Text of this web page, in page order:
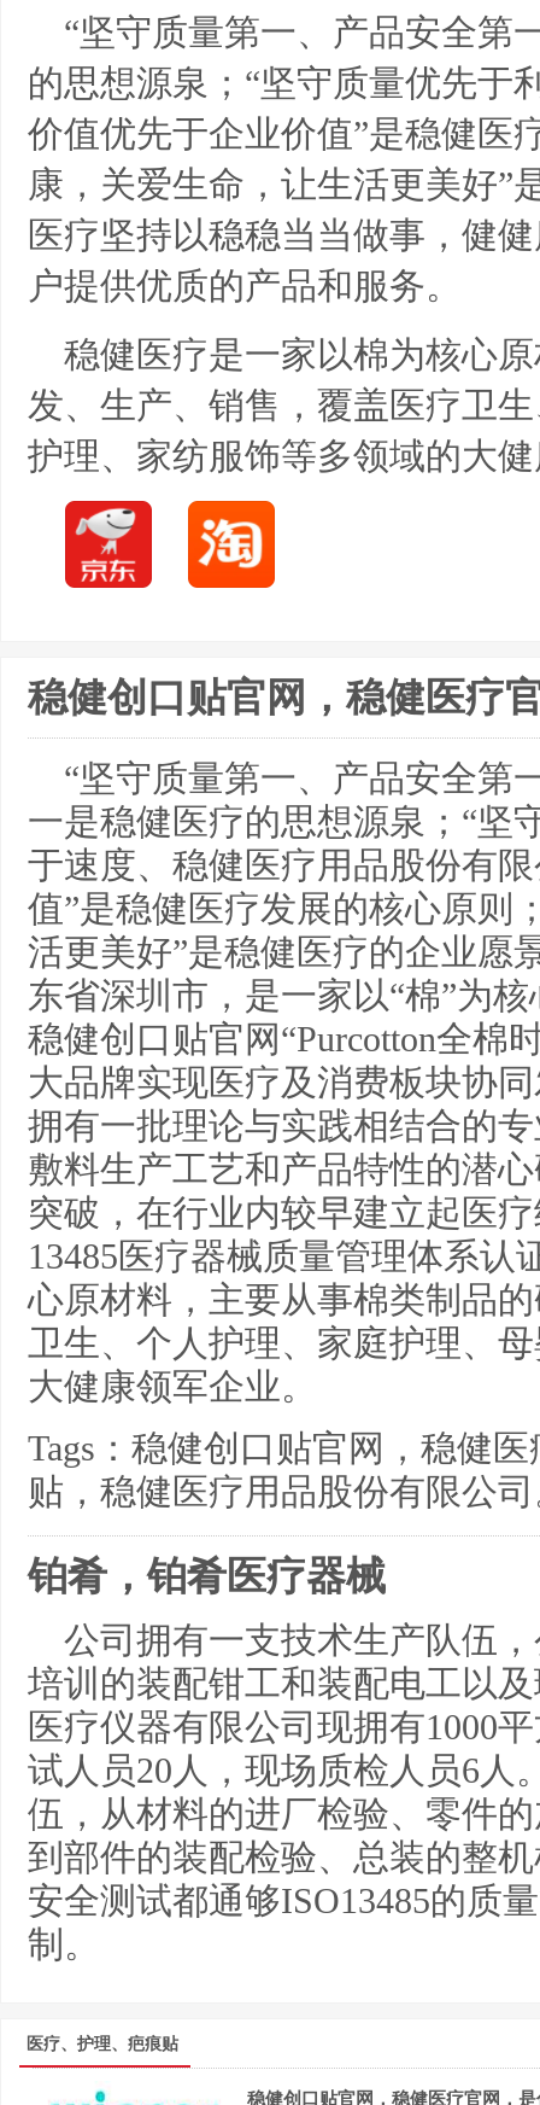
“坚守质量第一、产品安全第
的思想源泉；“坚守质量优先于
价值优先于企业价值”是稳健医
康，关爱生命，让生活更美好”
医疗坚持以稳稳当当做事，健
户提供优质的产品和服务。
稳健医疗是一家以棉为核心
发、生产、销售，覆盖医疗卫
护理、家纺服饰等多领域的大
稳健创口贴官网，稳健医疗
“坚守质量第一、产品安全第
一是稳健医疗的思想源泉；“坚
于速度、稳健医疗用品股份有
值”是稳健医疗发展的核心原则
活更美好”是稳健医疗的企业愿
东省深圳市，是一家以“棉”为
稳健创口贴官网“Purcotton全棉
大品牌实现医疗及消费板块协
拥有一批理论与实践相结合的
敷料生产工艺和产品特性的潜
突破，在行业内较早建立起医
13485医疗器械质量管理体系
心原材料，主要从事棉类制品
卫生、个人护理、家庭护理、
大健康领军企业。
Tags：稳健创口贴官网，稳健
贴，稳健医疗用品股份有限公
铂肴，铂肴医疗器械
公司拥有一支技术生产队伍
培训的装配钳工和装配电工以
医疗仪器有限公司现拥有1000
试人员20人，现场质检人员6人
伍，从材料的进厂检验、零件
到部件的装配检验、总装的整
安全测试都通够ISO13485的质
制。
医疗、护理、疤痕贴
稳健创口贴官网，稳健医疗官网，